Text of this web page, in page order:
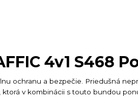
4v1 S468
ochranu a bezpečie. Priedušná
ktorá v kombinácii s touto bundou